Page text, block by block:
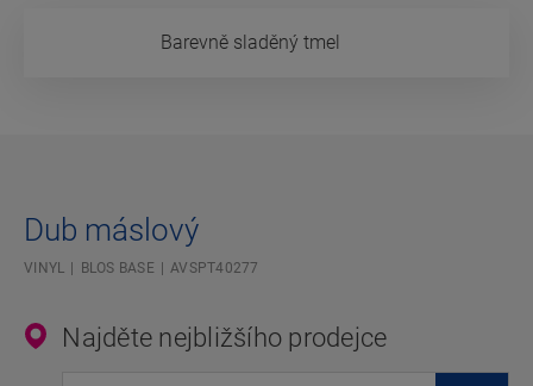
Barevně sladěný tmel
Dub máslový
VINYL BLOS BASE AVSPT40277
Najděte nejbližšího prodejce